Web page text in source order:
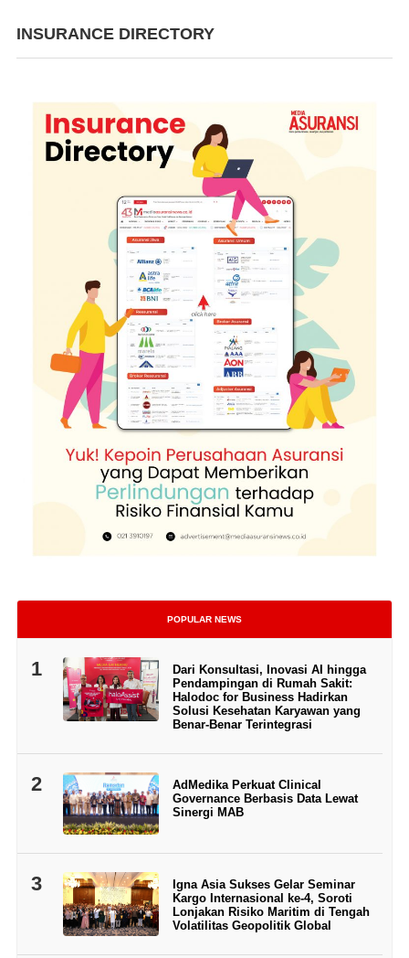
INSURANCE DIRECTORY
POPULAR NEWS
1
Dari Konsultasi, Inovasi AI hingga
Pendampingan di Rumah Sakit:
Halodoc for Business Hadirkan
Solusi Kesehatan Karyawan yang
Benar-Benar Terintegrasi
2
AdMedika Perkuat Clinical
Governance Berbasis Data Lewat
Sinergi MAB
3
Igna Asia Sukses Gelar Seminar
Kargo Internasional ke-4, Soroti
Lonjakan Risiko Maritim di Tengah
Volatilitas Geopolitik Global